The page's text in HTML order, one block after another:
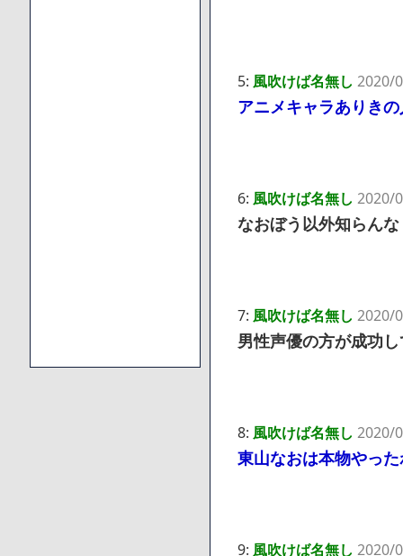
5: 風吹けば名無し 2020/
アニメキャラありき
6: 風吹けば名無し 2020/
なおぼう以外知らんな
7: 風吹けば名無し 2020/
男性声優の方が成功
8: 風吹けば名無し 2020/
東山なおは本物やっ
9: 風吹けば名無し 2020/